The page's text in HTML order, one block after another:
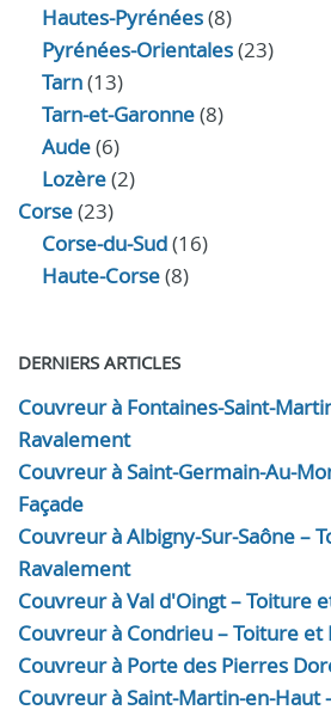
Hautes-Pyrénées(8)
Pyrénées-Orientales(23)
Tarn(13)
Tarn-et-Garonne(8)
Aude(6)
Lozère(2)
Corse(23)
Corse-du-Sud(16)
Haute-Corse(8)
DERNIERS ARTICLES
Couvreur à Fontaines-Saint-
Ravalement
Couvreur à Saint-Germain-Au-
Façade
Couvreur à Albigny-Sur-Saône –
Ravalement
Couvreur à Val d'Oingt – Toiture
Couvreur à Condrieu – Toiture et
Couvreur à Porte des Pierres
Couvreur à Saint-Martin-en-Haut